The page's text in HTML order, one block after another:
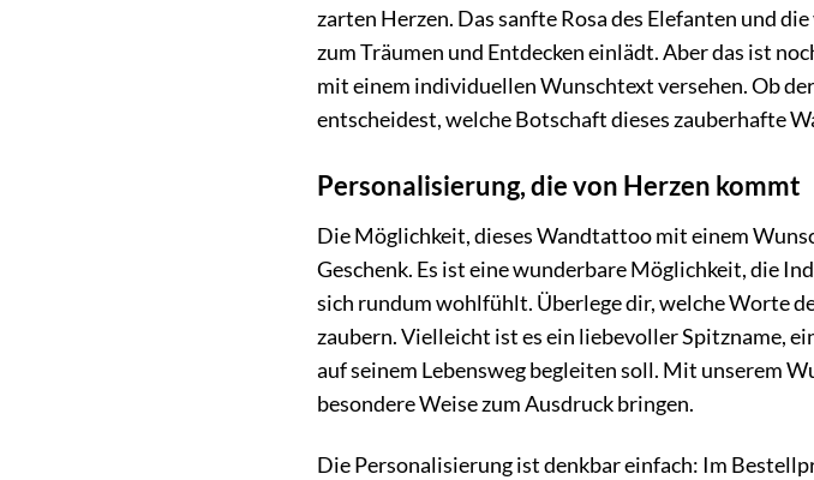
zarten Herzen. Das sanfte Rosa des Elefanten und
zum Träumen und Entdecken einlädt. Aber das ist
mit einem individuellen Wunschtext versehen. Ob
entscheidest, welche Botschaft dieses zauberhafte
Personalisierung, die von Herzen kommt
Die Möglichkeit, dieses Wandtattoo mit einem
Geschenk. Es ist eine wunderbare Möglichkeit, die
sich rundum wohlfühlt. Überlege dir, welche Worte
zaubern. Vielleicht ist es ein liebevoller Spitzname,
auf seinem Lebensweg begleiten soll. Mit unserem
besondere Weise zum Ausdruck bringen.
Die Personalisierung ist denkbar einfach: Im